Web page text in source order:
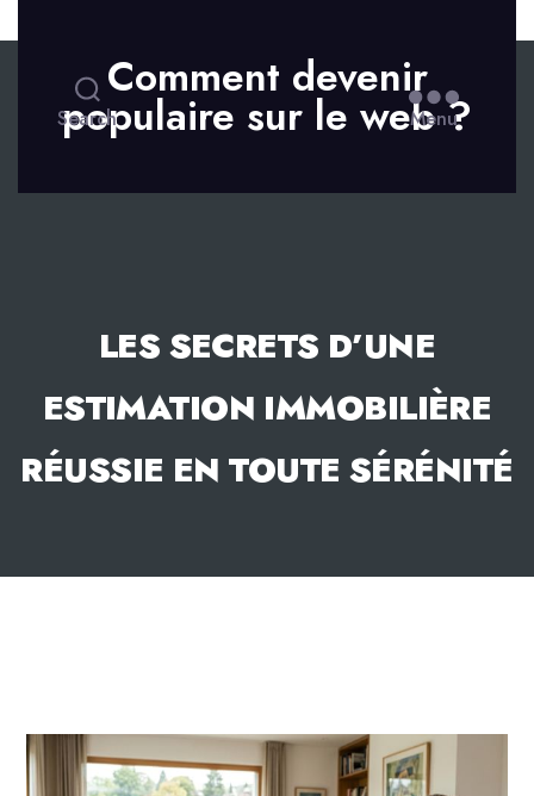
Search
Comment devenir
populaire sur le web ?
Menu
LES SECRETS D’UNE
ESTIMATION IMMOBILIÈRE
RÉUSSIE EN TOUTE SÉRÉNITÉ